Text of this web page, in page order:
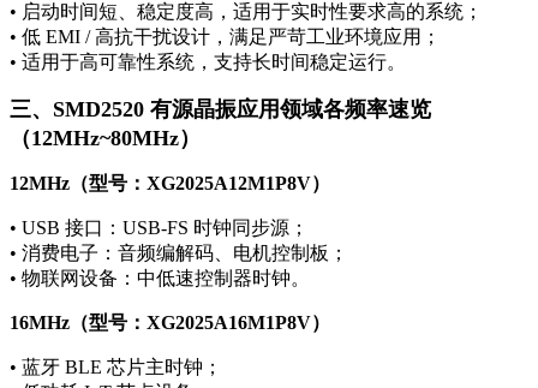
• 启动时间短、稳定度高，适用于实时性要求高的系统；
• 低 EMI / 高抗干扰设计，满足严苛工业环境应用；
• 适用于高可靠性系统，支持长时间稳定运行。
三、SMD2520 有源晶振应用领域各频率速览
（12MHz~80MHz）
12MHz（型号：XG2025A12M1P8V）
• USB 接口：USB-FS 时钟同步源；
• 消费电子：音频编解码、电机控制板；
• 物联网设备：中低速控制器时钟。
16MHz（型号：XG2025A16M1P8V）
• 蓝牙 BLE 芯片主时钟；